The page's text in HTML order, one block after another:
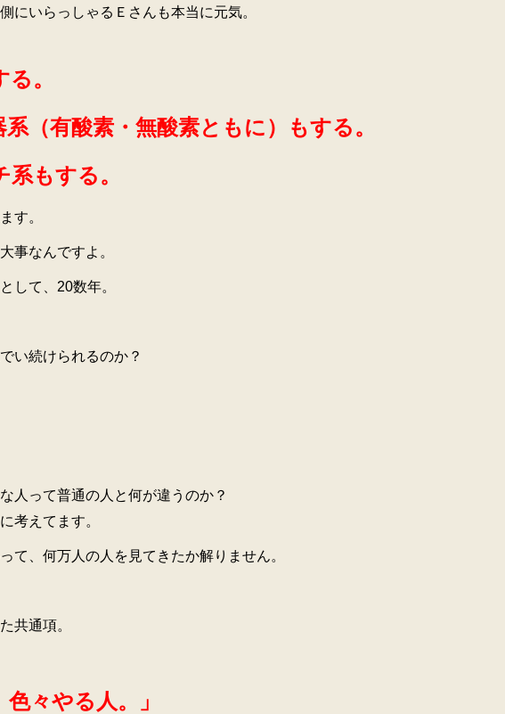
にいらっしゃるＥさんも本当に元気。
。
系（有酸素・無酸素ともに）もする。
もする。
す。
事なんですよ。
して、20数年。
い続けられるのか？
人って普通の人と何が違うのか？
考えてます。
て、何万人の人を見てきたか解りません。
共通項。
色々やる人。」